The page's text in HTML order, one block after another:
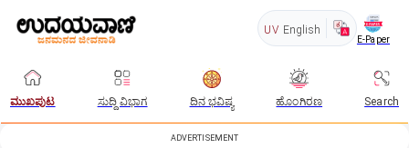
UV English
E-Paper
ಮುಖಪುಟ ಸುದ್ದಿ ವಿಭಾಗ ದಿನ ಭವಿಷ್ಯ ಹೊಂಗಿರಣ Search
ADVERTISEMENT